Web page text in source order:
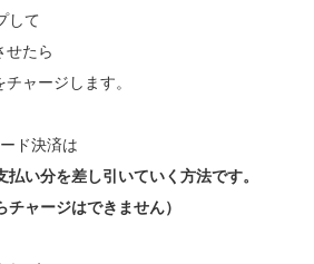
して
せたら
ャージします。
ド決済は
い分を差し引いていく方法です。
チャージはできません）